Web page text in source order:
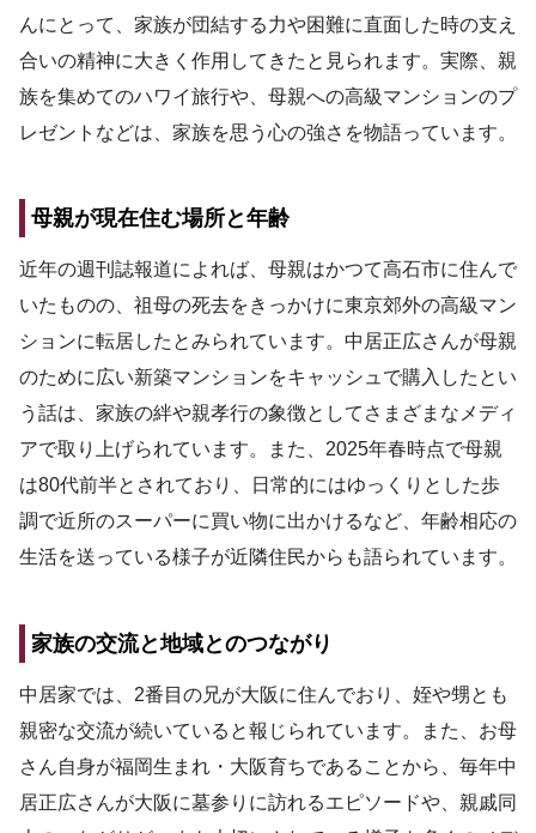
んにとって、家族が団結する力や困難に直面した時の支え
合いの精神に大きく作用してきたと見られます。実際、親
族を集めてのハワイ旅行や、母親への高級マンションのプ
レゼントなどは、家族を思う心の強さを物語っています。
母親が現在住む場所と年齢
近年の週刊誌報道によれば、母親はかつて高石市に住んで
いたものの、祖母の死去をきっかけに東京郊外の高級マン
ションに転居したとみられています。中居正広さんが母親
のために広い新築マンションをキャッシュで購入したとい
う話は、家族の絆や親孝行の象徴としてさまざまなメディ
アで取り上げられています。また、2025年春時点で母親
は80代前半とされており、日常的にはゆっくりとした歩
調で近所のスーパーに買い物に出かけるなど、年齢相応の
生活を送っている様子が近隣住民からも語られています。
家族の交流と地域とのつながり
中居家では、2番目の兄が大阪に住んでおり、姪や甥とも
親密な交流が続いていると報じられています。また、お母
さん自身が福岡生まれ・大阪育ちであることから、毎年中
居正広さんが大阪に墓参りに訪れるエピソードや、親戚同